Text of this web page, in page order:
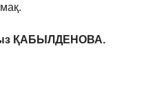
ҚАБЫЛДЕНОВА.